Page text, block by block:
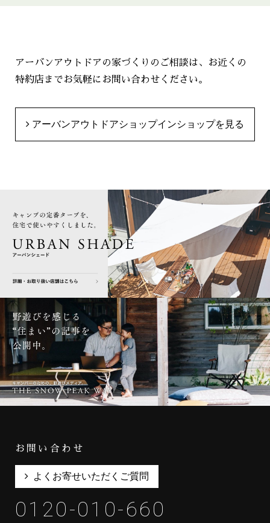
アーバンアウトドアの家づくりのご相談は、お近くの
特約店までお気軽にお問い合わせください。
アーバンアウトドアショップインショップを見る
お問い合わせ
よくお寄せいただくご質問
0120-010-660